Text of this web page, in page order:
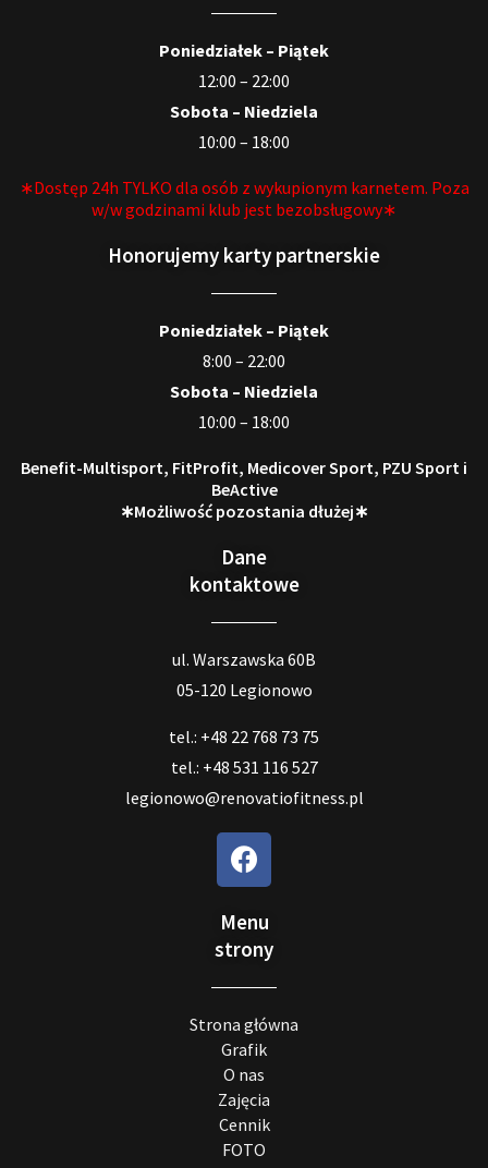
Poniedziałek – Piątek
12:00 – 22:00
Sobota – Niedziela
10:00 – 18:00
∗Dostęp 24h TYLKO dla osób z wykupionym karnetem. Poza
w/w godzinami klub jest bezobsługowy∗
Honorujemy karty partnerskie
Poniedziałek – Piątek
8:00 – 22:00
Sobota – Niedziela
10:00 – 18:00
Benefit-Multisport, FitProfit, Medicover Sport, PZU Sport i
BeActive
∗Możliwość pozostania dłużej∗
Dane
kontaktowe
ul. Warszawska 60B
05-120 Legionowo
tel.: +48 22 768 73 75
tel.: +48 531 116 527
legionowo@renovatiofitness.pl
Menu
strony
Strona główna
Grafik
O nas
Zajęcia
Cennik
FOTO